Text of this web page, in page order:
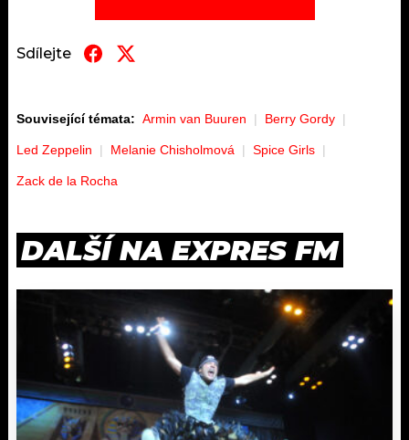
Sdílejte
Související témata: Armin van Buuren Berry Gordy
Led Zeppelin Melanie Chisholmová Spice Girls
Zack de la Rocha
DALŠÍ NA EXPRES FM